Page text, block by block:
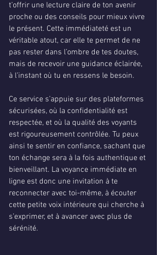
t’offrir une lecture claire de ton avenir
proche ou des conseils pour mieux vivre
le présent. Cette immédiateté est un
véritable atout, car elle te permet de ne
pas rester dans l’ombre de tes doutes,
mais de recevoir une guidance éclairée,
à l’instant où tu en ressens le besoin.
Ce service s’appuie sur des plateformes
sécurisées, où la confidentialité est
respectée, et où la qualité des voyants
est rigoureusement contrôlée. Tu peux
ainsi te sentir en confiance, sachant que
ton échange sera à la fois authentique et
bienveillant. La voyance immédiate en
ligne est donc une invitation à te
reconnecter avec toi-même, à écouter
cette petite voix intérieure qui cherche à
s’exprimer, et à avancer avec plus de
sérénité.